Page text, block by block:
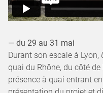
— du 29 au 31 mai
Durant son escale à Lyon,
quai du Rhône, du côté
présence à quai entrant